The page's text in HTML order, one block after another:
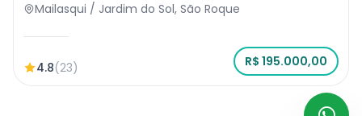
Mailasqui / Jardim do Sol, São Roque
4.8(23) R$ 195.000,00